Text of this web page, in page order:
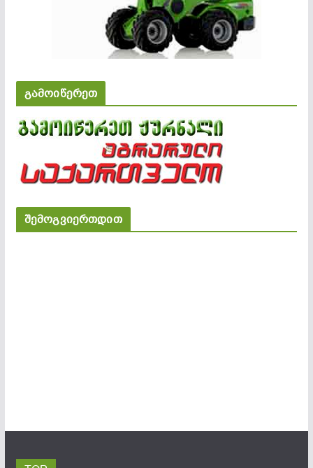
გამოიწერეთ
შემოგვიერთდით